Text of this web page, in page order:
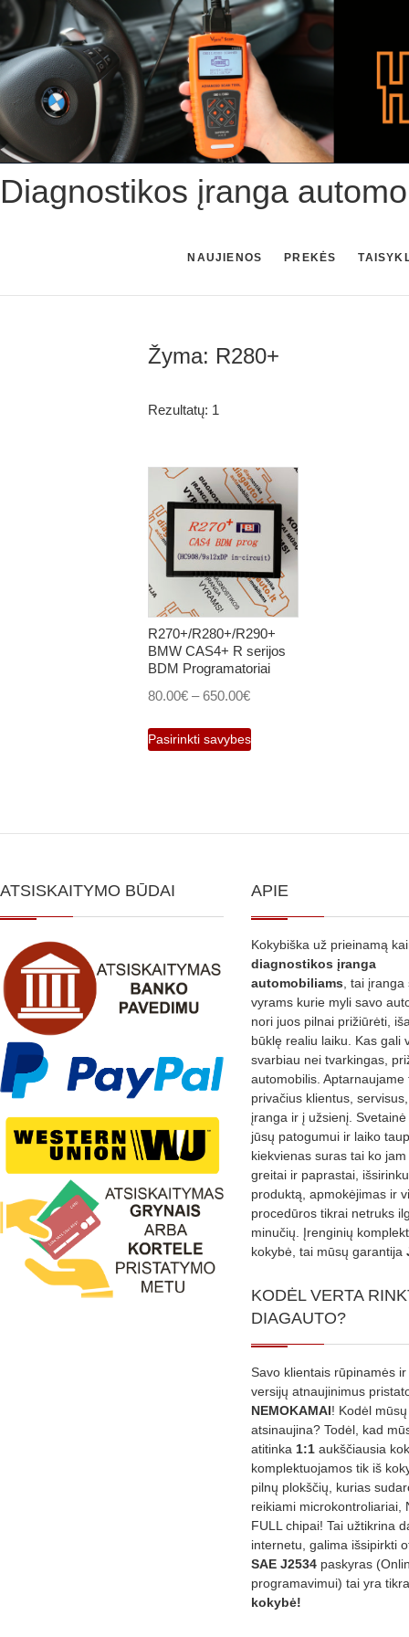
Skip
to
content
Diagnostikos įranga
NAUJIENOS PREKĖS
Žyma: R280+
Rezultatų: 1
R270+/R280+/R290+
BMW CAS4+ R serijos
BDM Programatoriai
80.00€ – 650.00€Price
80.00€
Pasirinkti savybes
This
product
may
be
chosen
on
the
product
page
ATSISKAITYMO BŪDAI APIE
Kokybiška už prieinamą
diagnostikos įranga
automobiliams , tai
vyrams kurie myli savo
nori juos pilnai prižiūrėti,
būklę realiu laiku. Kas gali
svarbiau nei tvarkingas,
automobilis. Aptarnaujame
privačius klientus,
įranga ir į užsienį.
jūsų patogumui ir laiko
kiekvienas suras tai ko
greitai ir paprastai,
produktą, apmokėjimas ir
procedūros tikrai netruks
minučių. Įrenginių
kokybė, tai mūsų garantija
KODĖL VERTA
DIAGAUTO?
Savo klientais rūpinamės
versijų atnaujinimus
NEMOKAMAI! Kodėl
atsinaujina? Todėl, kad
atitinka 1:1 aukščiausia
komplektuojamos tik iš
pilnų plokščių, kurias
reikiami microkontroliariai,
FULL chipai! Tai užtikrina
internetu, galima išsipirkti
SAE J2534 paskyras
programavimui) tai yra
kokybė!